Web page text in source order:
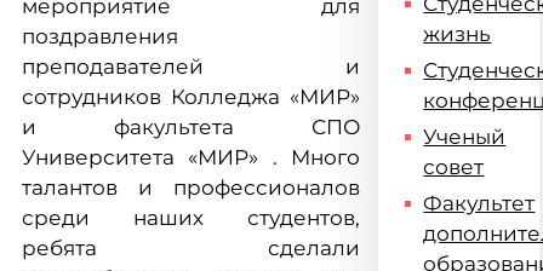
мероприятие для
поздравления
преподавателей и
сотрудников Колледжа «МИР»
и факультета СПО
Университета «МИР» . Много
талантов и профессионалов
среди наших студентов,
ребята сделали
жизнь
Ученый
совет
Факультет